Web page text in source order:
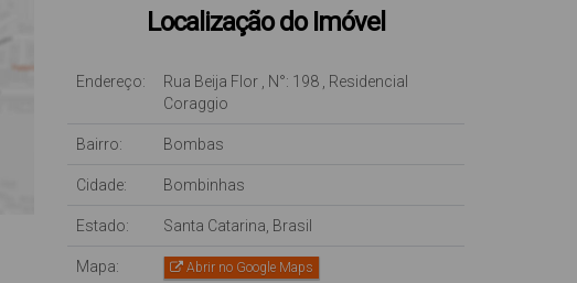
Localização do Imóvel
Endereço: Rua Beija Flor N°: 198
Residencial
Coraggio
Bairro: Bombas
Cidade: Bombinhas
Estado: Santa Catarina, Brasil
Mapa: Abrir no Google Maps